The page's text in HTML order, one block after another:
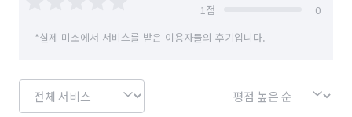
1점
0
*실제 미소에서 서비스를 받은 이용자들의 후기입니다.